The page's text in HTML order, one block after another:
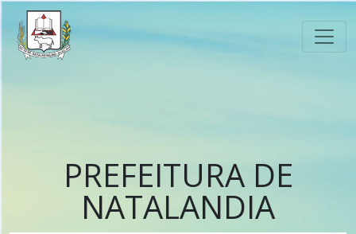
PREFEITURA DE
NATALANDIA